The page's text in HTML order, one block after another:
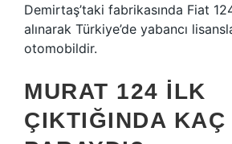
Demirtaş’taki fabrikasında Fiat
alınarak Türkiye’de yabancı
otomobildir.
MURAT 124 ILK
ÇIKTIĞINDA KAÇ